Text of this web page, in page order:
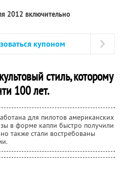
2012 включительно
купоном
стиль, которому
100 лет.
для пилотов американских
в форме капли быстро получили
также стали востребованы